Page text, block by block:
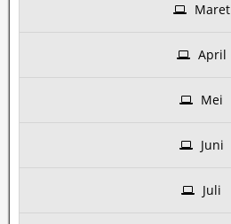
Maret
April
Mei
Juni
Juli